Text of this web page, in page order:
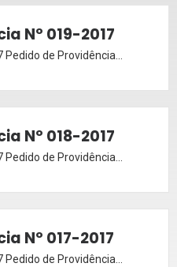
Nº 019-2017
Pedido de Providência...
Nº 018-2017
Pedido de Providência...
Nº 017-2017
Pedido de Providência...